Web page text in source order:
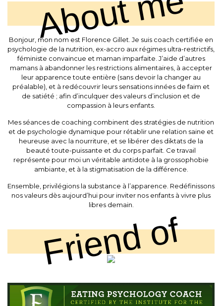
About me
Bonjour, mon nom est Florence Gillet. Je suis coach certifiée en
psychologie de la nutrition, ex-accro aux régimes ultra-restrictifs,
féministe convaincue et maman imparfaite. J’aide d’autres
mamans à abandonner les restrictions alimentaires, à accepter
leur apparence toute entière (sans devoir la changer au
préalable), et à redécouvrir leurs sensations innées de faim et
de satiété ; afin d’inculquer des valeurs d’inclusion et de
compassion à leurs enfants.
Mes séances de coaching combinent des stratégies de nutrition
et de psychologie dynamique pour rétablir une relation saine et
heureuse avec la nourriture, et se libérer des diktats de la
beauté toute-puissante et du corps parfait. Ce travail
représente pour moi un véritable antidote à la grossophobie
ambiante, et à la stigmatisation de la différence.
Ensemble, privilégions la substance à l’apparence. Redéfinissons
nos valeurs dès aujourd’hui pour inviter nos enfants à vivre plus
libres demain.
Friend of